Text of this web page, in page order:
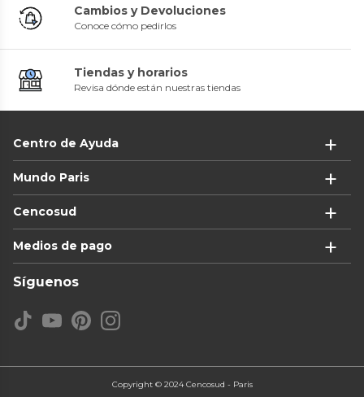
Cambios y Devoluciones
Conoce cómo pedirlos
Tiendas y horarios
Revisa dónde están nuestras tiendas
Centro de Ayuda
Mundo Paris
Cencosud
Medios de pago
Síguenos
Copyright © 2024 Cencosud - Paris